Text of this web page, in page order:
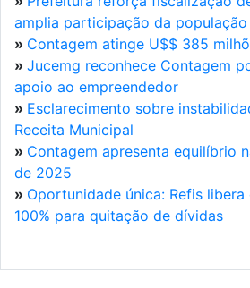
amplia participação da
» Contagem atinge U$$ 385
» Jucemg reconhece Contagem
apoio ao empreendedor
» Esclarecimento sobre
Receita Municipal
» Contagem apresenta equilíbrio
de 2025
» Oportunidade única: Refis
100% para quitação de dívidas